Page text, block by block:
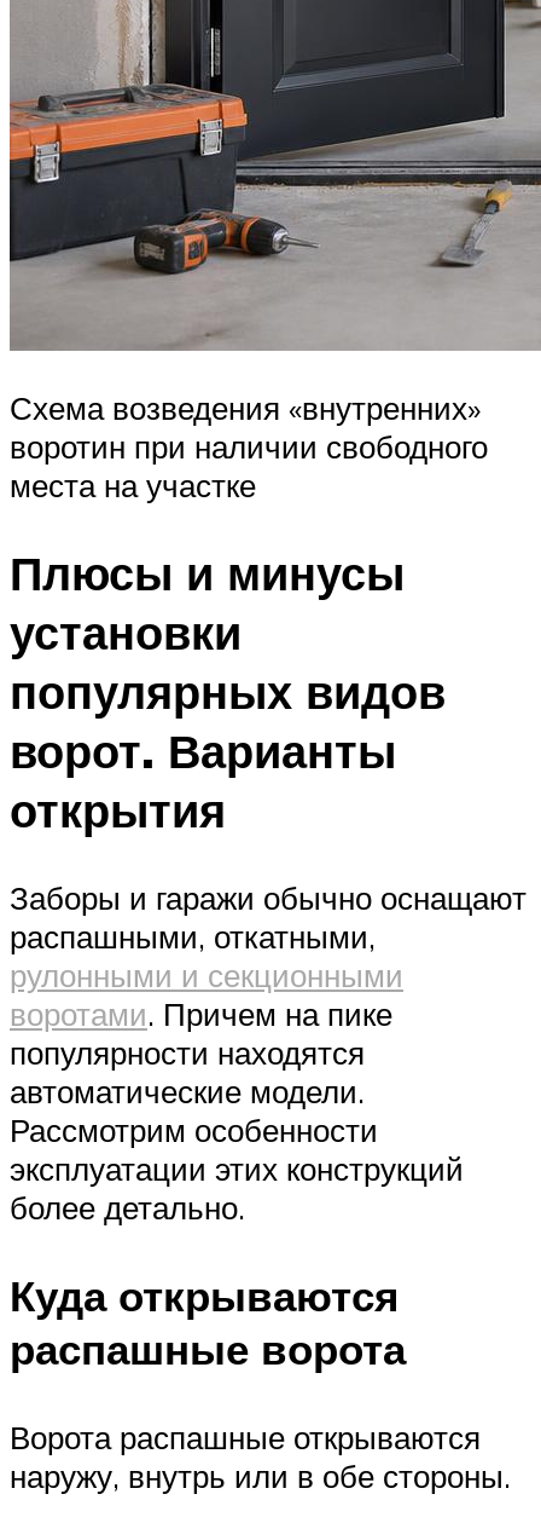
Схема возведения «внутренних»
воротин при наличии свободного
места на участке
Плюсы и минусы
установки
популярных видов
ворот. Варианты
открытия
Заборы и гаражи обычно оснащают
распашными, откатными,
рулонными и секционными
воротами. Причем на пике
популярности находятся
автоматические модели.
Рассмотрим особенности
эксплуатации этих конструкций
более детально.
Куда открываются
распашные ворота
Ворота распашные открываются
наружу, внутрь или в обе стороны.